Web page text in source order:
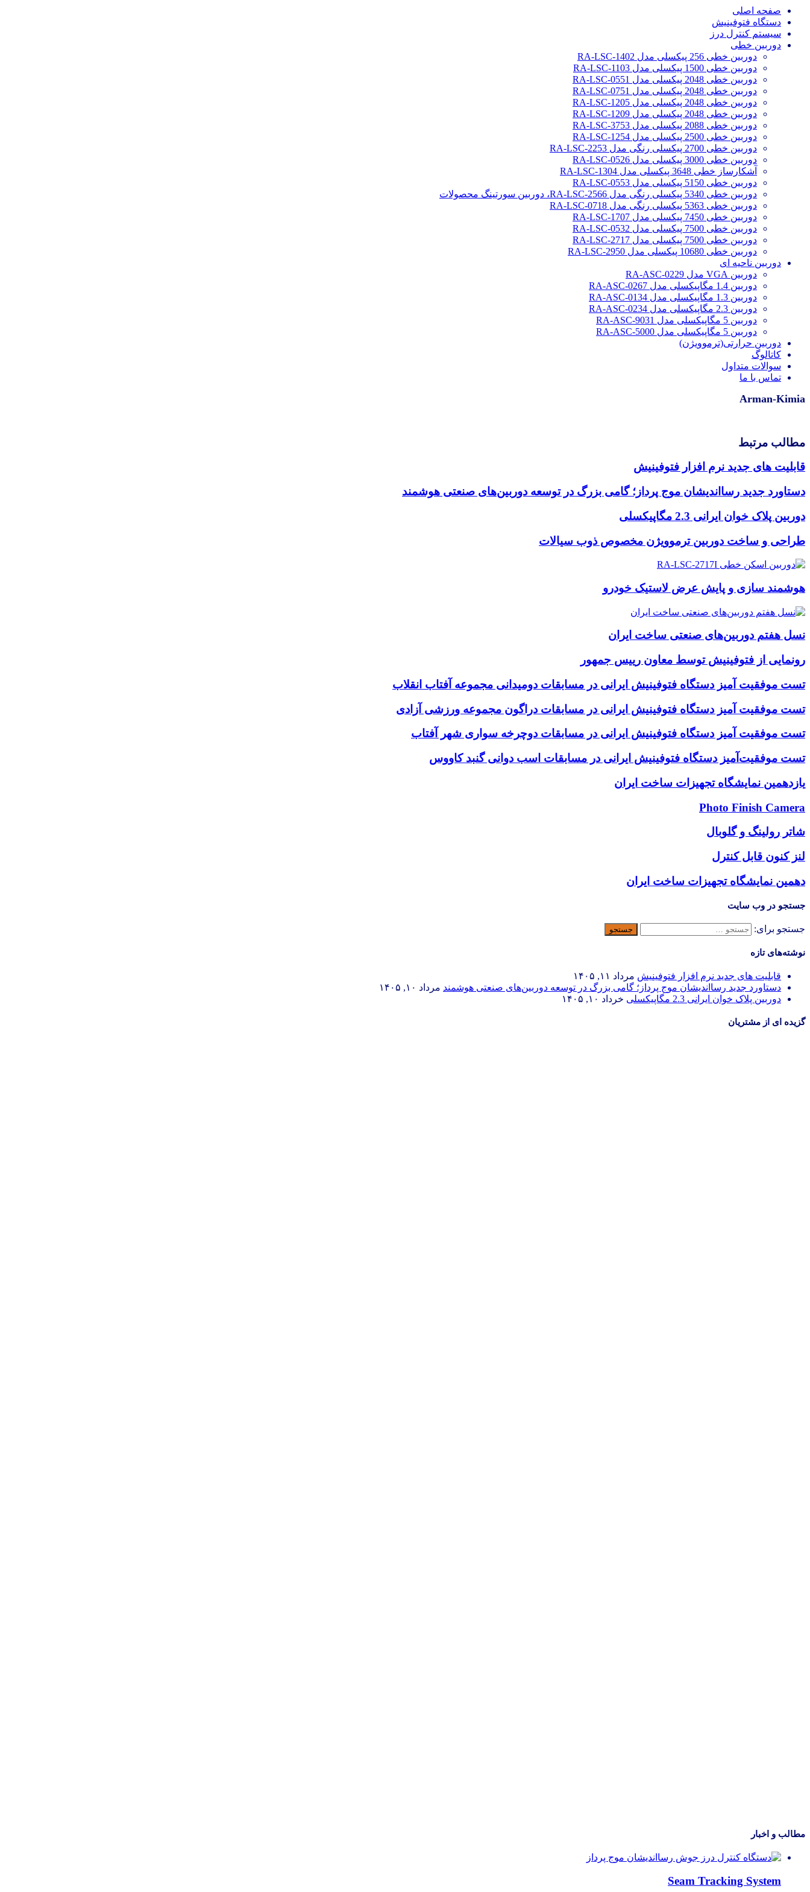
صفحه اصلی
دستگاه فتوفینیش
سیستم کنترل درز
دوربین خطی
دوربین خطی 256 پیکسلی مدل RA-LSC-1402
دوربین خطی 1500 پیکسلی مدل RA-LSC-1103
دوربین خطی 2048 پیکسلی مدل RA-LSC-0551
دوربین خطی 2048 پیکسلی مدل RA-LSC-0751
دوربین خطی 2048 پیکسلی مدل RA-LSC-1205
دوربین خطی 2048 پیکسلی مدل RA-LSC-1209
دوربین خطی 2088 پیکسلی مدل RA-LSC-3753
دوربین خطی 2500 پیکسلی مدل RA-LSC-1254
دوربین خطی 2700 پیکسلی رنگی مدل RA-LSC-2253
دوربین خطی 3000 پیکسلی مدل RA-LSC-0526
آشکارساز خطی 3648 پیکسلی مدل RA-LSC-1304
دوربین خطی 5150 پیکسلی مدل RA-LSC-0553
دوربین خطی 5340 پیکسلی رنگی مدل RA-LSC-2566، دوربین سورتینگ محصولات
دوربین خطی 5363 پیکسلی رنگی مدل RA-LSC-0718
دوربین خطی 7450 پیکسلی مدل RA-LSC-1707
دوربین خطی 7500 پیکسلی مدل RA-LSC-0532
دوربین خطی 7500 پیکسلی مدل RA-LSC-2717
دوربین خطی 10680 پیکسلی مدل RA-LSC-2950
دوربین ناحیه ای
دوربین VGA مدل RA-ASC-0229
دوربین 1.4 مگاپیکسلی مدل RA-ASC-0267
دوربین 1.3 مگاپیکسلی مدل RA-ASC-0134
دوربین 2.3 مگاپیکسلی مدل RA-ASC-0234
دوربین 5 مگاپیکسلی مدل RA-ASC-9031
دوربین 5 مگاپیکسلی مدل RA-ASC-5000
دوربین حرارتی(ترموویژن)
کاتالوگ
سوالات متداول
تماس با ما
Arman-Kimia
مطالب مرتبط
قابلیت های جدید نرم افزار فتوفینیش
دستاورد جدید رسااندیشان موج پرداز؛ گامی بزرگ در توسعه دوربین‌های صنعتی هوشمند
دوربین پلاک خوان ایرانی 2.3 مگاپیکسلی
طراحی و ساخت دوربین ترموویژن مخصوص ذوب سیالات
هوشمند سازی و پایش عرض لاستیک خودرو
نسل هفتم دوربین‌های صنعتی ساخت ایران
رونمایی از فتوفینیش توسط معاون رییس جمهور
تست موفقیت آمیز دستگاه فتوفینیش ایرانی در مسابقات دومیدانی مجموعه آفتاب انقلاب
تست موفقیت آمیز دستگاه فتوفینیش ایرانی در مسابقات دراگون مجموعه ورزشی آزادی
تست موفقیت آمیز دستگاه فتوفینیش ایرانی در مسابقات دوچرخه سواری شهر آفتاب
تست موفقیت‌آمیز دستگاه فتوفینیش ایرانی در مسابقات اسب دوانی گنبد کاووس
یازدهمین نمایشگاه تجهیزات ساخت ایران
Photo Finish Camera
شاتر رولینگ و گلوبال
لنز کنون قابل کنترل
دهمین نمایشگاه تجهیزات ساخت ایران
جستجو در وب سایت
جستجو برای:
نوشته‌های تازه
قابلیت های جدید نرم افزار فتوفینیش مرداد ۱۱, ۱۴۰۵
دستاورد جدید رسااندیشان موج پرداز؛ گامی بزرگ در توسعه دوربین‌های صنعتی هوشمند مرداد ۱۰, ۱۴۰۵
دوربین پلاک خوان ایرانی 2.3 مگاپیکسلی
خرداد ۱۰, ۱۴۰۵
گزیده ای از مشتریان
مطالب و اخبار
Seam Tracking System